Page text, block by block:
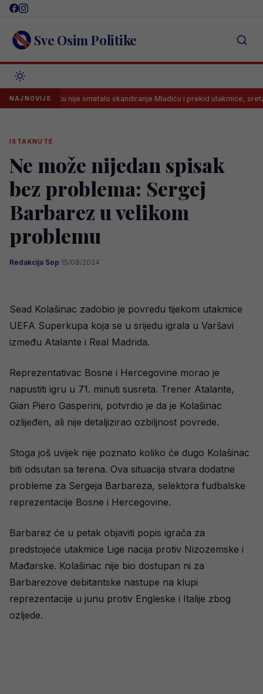
Skip
content Sve Osim Politike
NAJNOVIJEnije smetalo skandiranje Mladiću i prekid utakmice, sretan je:
ISTAKNUTE
Ne može nijedan spisak
bez problema: Sergej
Barbarez u velikom
problemu
Redakcija Sop·15/08/2024
Sead Kolašinac zadobio je povredu tijekom utakmice
UEFA Superkupa koja se u srijedu igrala u Varšavi
između Atalante i Real Madrida.
Reprezentativac Bosne i Hercegovine morao je
napustiti igru u 71. minuti susreta. Trener Atalante,
Gian Piero Gasperini, potvrdio je da je Kolašinac
ozlijeđen, ali nije detaljizirao ozbiljnost povrede.
Stoga još uvijek nije poznato koliko će dugo Kolašinac
biti odsutan sa terena. Ova situacija stvara dodatne
probleme za Sergeja Barbareza, selektora fudbalske
reprezentacije Bosne i Hercegovine.
Barbarez će u petak objaviti popis igrača za
predstojeće utakmice Lige nacija protiv Nizozemske i
Mađarske. Kolašinac nije bio dostupan ni za
Barbarezove debitantske nastupe na klupi
reprezentacije u junu protiv Engleske i Italije zbog
ozljede.